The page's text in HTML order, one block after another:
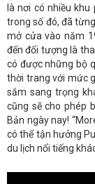
là nơi có nhiều
trong số đó, đã
mở cửa vào năm
đến đối tượng là
có được những bộ
thời trang với mức
sắm sang trọng
cũng sẽ cho phép
Bản ngày nay!
có thể tận hưởng
du lịch nổi tiếng